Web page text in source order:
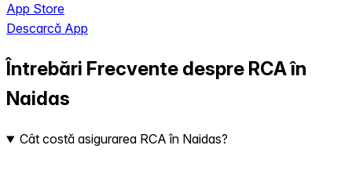
App Store
Descarcă App
Întrebări Frecvente despre RCA în
Naidas
Cât costă asigurarea RCA în Naidas?